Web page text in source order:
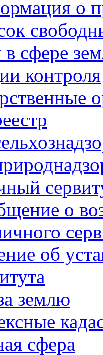
о
в сфере
контроля
о
об
землю
сфера